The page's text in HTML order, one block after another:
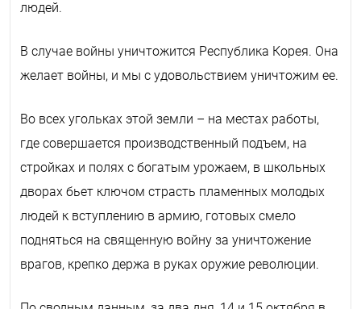
людей.
В случае войны уничтожится Республика Корея. Она
желает войны, и мы с удовольствием уничтожим ее.
Во всех угольках этой земли – на местах работы,
где совершается производственный подъем, на
стройках и полях с богатым урожаем, в школьных
дворах бьет ключом страсть пламенных молодых
людей к вступлению в армию, готовых смело
подняться на священную войну за уничтожение
врагов, крепко держа в руках оружие революции.